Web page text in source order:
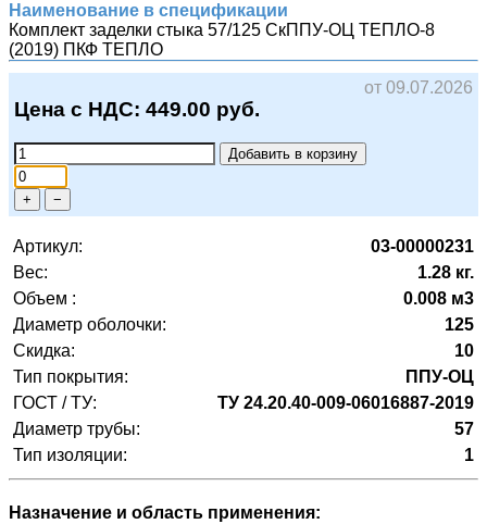
Наименование в спецификации
Комплект заделки стыка 57/125 СкППУ-ОЦ ТЕПЛО-8
(2019) ПКФ ТЕПЛО
от 09.07.2026
Цена с НДС: 449.00 руб.
Добавить в корзину
+ −
Артикул:
03-00000231
Вес:
1.28 кг.
Объем :
0.008 м3
Диаметр оболочки:
125
Скидка:
10
Тип покрытия:
ППУ-ОЦ
ГОСТ / ТУ:
ТУ 24.20.40-009-06016887-2019
Диаметр трубы:
57
Тип изоляции:
1
Назначение и область применения: